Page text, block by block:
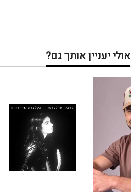
אולי יעניין אותך גם?